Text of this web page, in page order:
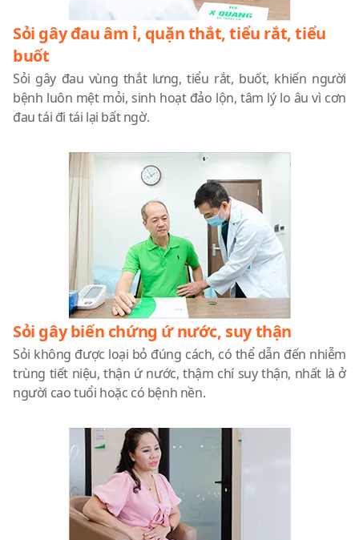
Sỏi gây đau âm ỉ, quặn thắt, tiểu rắt, tiểu
buốt
Sỏi gây đau vùng thắt lưng, tiểu rắt, buốt, khiến người
bệnh luôn mệt mỏi, sinh hoạt đảo lộn, tâm lý lo âu vì cơn
đau tái đi tái lại bất ngờ.
Sỏi gây biến chứng ứ nước, suy thận
Sỏi không được loại bỏ đúng cách, có thể dẫn đến nhiễm
trùng tiết niệu, thận ứ nước, thậm chí suy thận, nhất là ở
người cao tuổi hoặc có bệnh nền.